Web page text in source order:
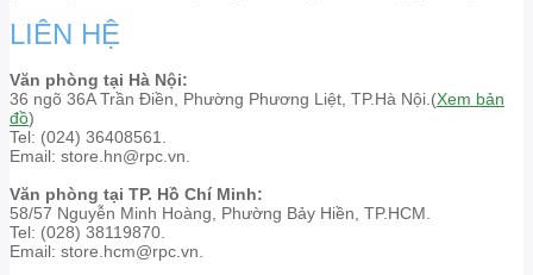
LIÊN HỆ
Văn phòng tại Hà Nội:
36 ngõ 36A Trần Điền, Phường Phương Liệt, TP.Hà Nội.(Xem bản
đồ)
Tel: (024) 36408561.
Email: store.hn@rpc.vn.
Văn phòng tại TP. Hồ Chí Minh:
58/57 Nguyễn Minh Hoàng, Phường Bảy Hiền, TP.HCM.
Tel: (028) 38119870.
Email: store.hcm@rpc.vn.